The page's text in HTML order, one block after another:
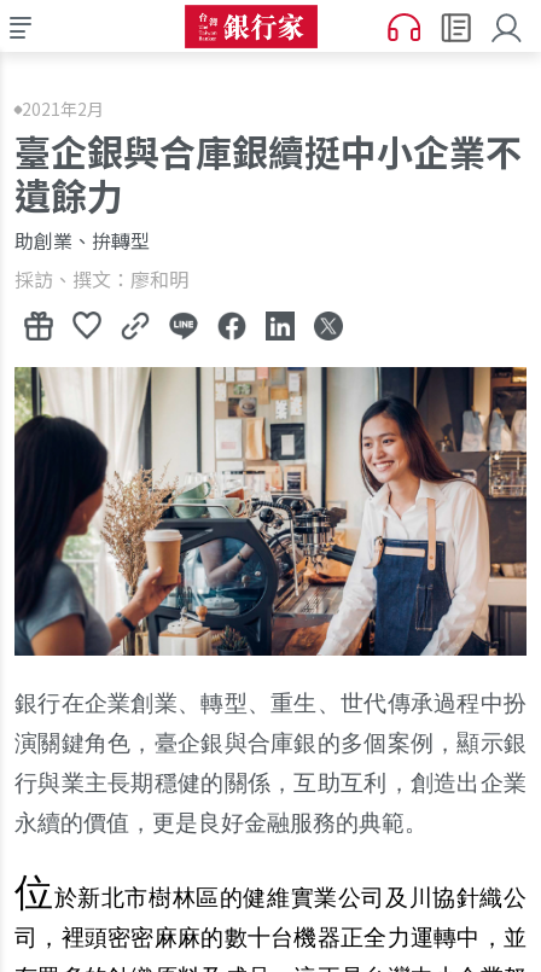
2021年2月
臺企銀與合庫銀續挺中小企業不
遺餘力
助創業、拚轉型
採訪、撰文：廖和明
銀行在企業創業、轉型、重生、世代傳承過程中扮
演關鍵角色，臺企銀與合庫銀的多個案例，顯示銀
行與業主長期穩健的關係，互助互利，創造出企業
永續的價值，更是良好金融服務的典範。
位於新北市樹林區的健維實業公司及川協針織公
司，裡頭密密麻麻的數十台機器正全力運轉中，並